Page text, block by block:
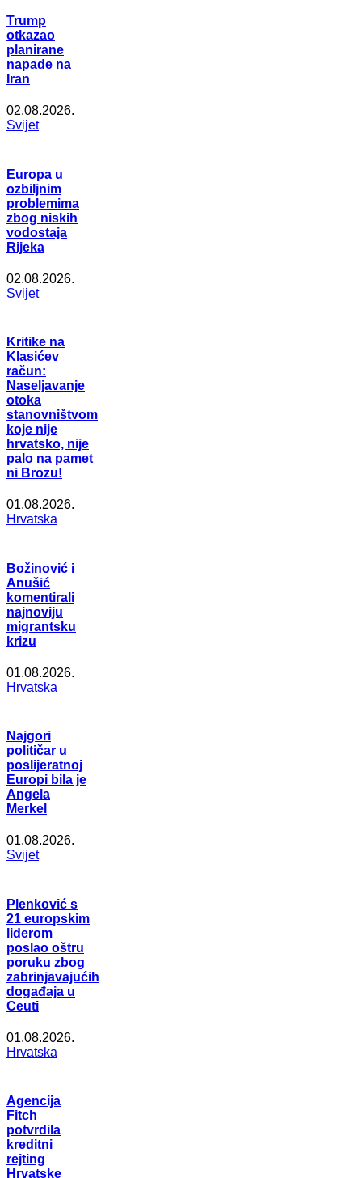
Trump
otkazao
planirane
napade na
Iran
02.08.2026.
Svijet
Europa u
ozbiljnim
problemima
zbog niskih
vodostaja
Rijeka
02.08.2026.
Svijet
Kritike na
Klasićev
račun:
Naseljavanje
otoka
stanovništvom
koje nije
hrvatsko, nije
palo na pamet
ni Brozu!
01.08.2026.
Hrvatska
Božinović i
Anušić
komentirali
najnoviju
migrantsku
krizu
01.08.2026.
Hrvatska
Najgori
političar u
poslijeratnoj
Europi bila je
Angela
Merkel
01.08.2026.
Svijet
Plenković s
21 europskim
liderom
poslao oštru
poruku zbog
zabrinjavajućih
događaja u
Ceuti
01.08.2026.
Hrvatska
Agencija
Fitch
potvrdila
kreditni
rejting
Hrvatske